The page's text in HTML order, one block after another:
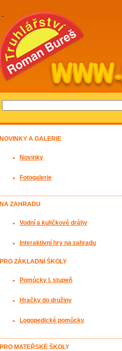
NOVINKY A GALERIE
Novinky
Fotogalerie
NA ZAHRADU
Vodní a kuličkové dráhy
Interaktivní hry na zahradu
PRO ZÁKLADNÍ ŠKOLY
Pomůcky I. stupeň
Hračky do družiny
Logopedické pomůcky
PRO MATEŘSKÉ ŠKOLY